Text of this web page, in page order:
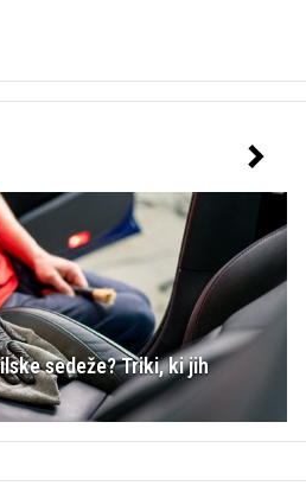
sedeže? Triki, ki jih